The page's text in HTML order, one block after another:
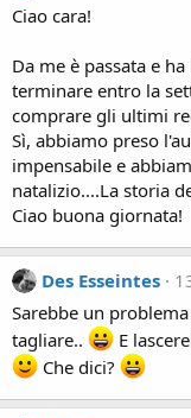
Ciao cara!
Da me è passata e
terminare entro la
comprare gli ultimi
Sì, abbiamo preso
impensabile e
natalizio....La storia
Ciao buona giornata!
Des Esseintes
Sarebbe un
tagliare..
E
Che dici?